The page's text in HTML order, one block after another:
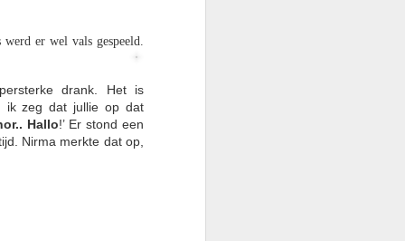
er wel vals gespeeld.
drank. Het is
ik zeg dat jullie op dat
Hallo!’Er stond een
Nirma merkte dat op,
genoeg, en veel